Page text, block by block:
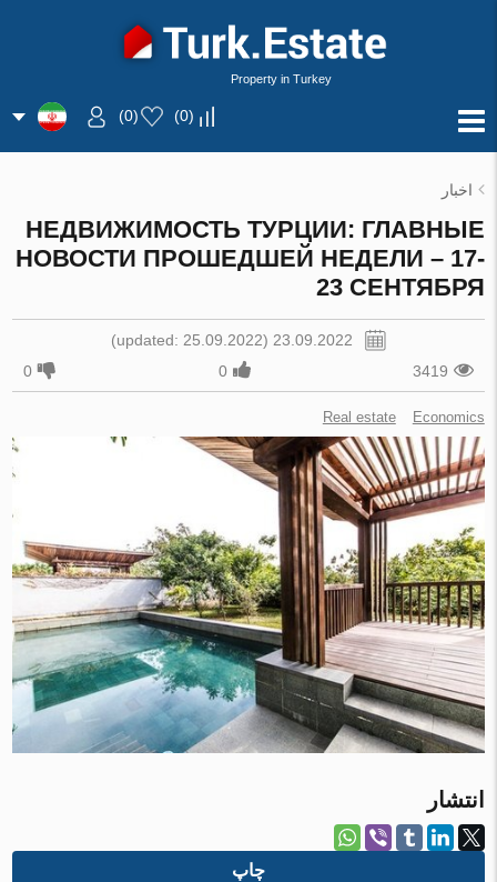
Property in Turkey
(
0
)
(
0
)
اخبار
НЕДВИЖИМОСТЬ ТУРЦИИ: ГЛАВНЫЕ
НОВОСТИ ПРОШЕДШЕЙ НЕДЕЛИ – 17-
23 СЕНТЯБРЯ
23.09.2022 (updated: 25.09.2022)
3419
0
0
Real estate Economics
انتشار
چاپ